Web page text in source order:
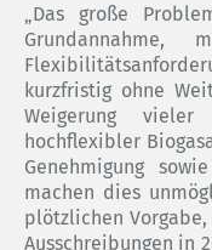
„Das große
kurzfristig ohne
Weigerung vieler
hochflexibler
Genehmigung
machen dies
plötzlichen
Ausschreibungen in